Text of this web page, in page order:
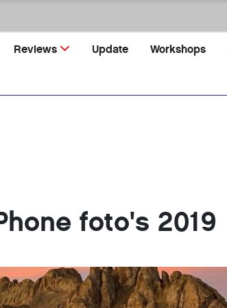
Reviews Update Workshops
foto's 2019